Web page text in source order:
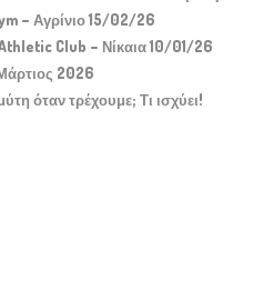
– Αγρίνιο 15/02/26
Club – Νίκαια 10/01/26
2026
όταν τρέχουμε; Τι ισχύει!